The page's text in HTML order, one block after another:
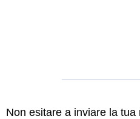
Non esitare a inviare la